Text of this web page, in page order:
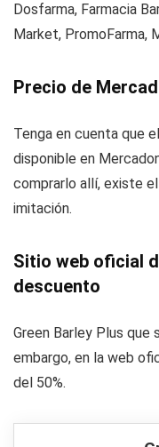
Dosfarma, Farmacia
Market, PromoFarma,
Precio de
Tenga en cuenta que
disponible en
comprarlo allí, existe
imitación.
Sitio web oficial
descuento
Green Barley Plus que
embargo, en la web
del 50%.